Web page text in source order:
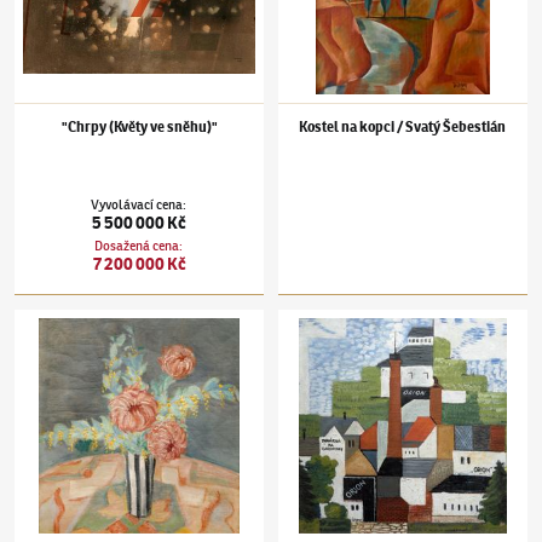
"Chrpy (Květy ve sněhu)"
Vyvolávací cena:
5 500 000 Kč
Dosažená cena:
7 200 000 Kč
Kostel na kopci / Svatý Šebestián
Jindřich Štyrský(1899–1942)Zátiší / Krajina Jindřich Štyrský(1899–1942)Orion